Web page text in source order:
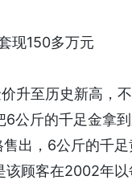
150多万元
至历史新高，不
6公斤的千足金拿
出，6公斤的千
该顾客在2002年